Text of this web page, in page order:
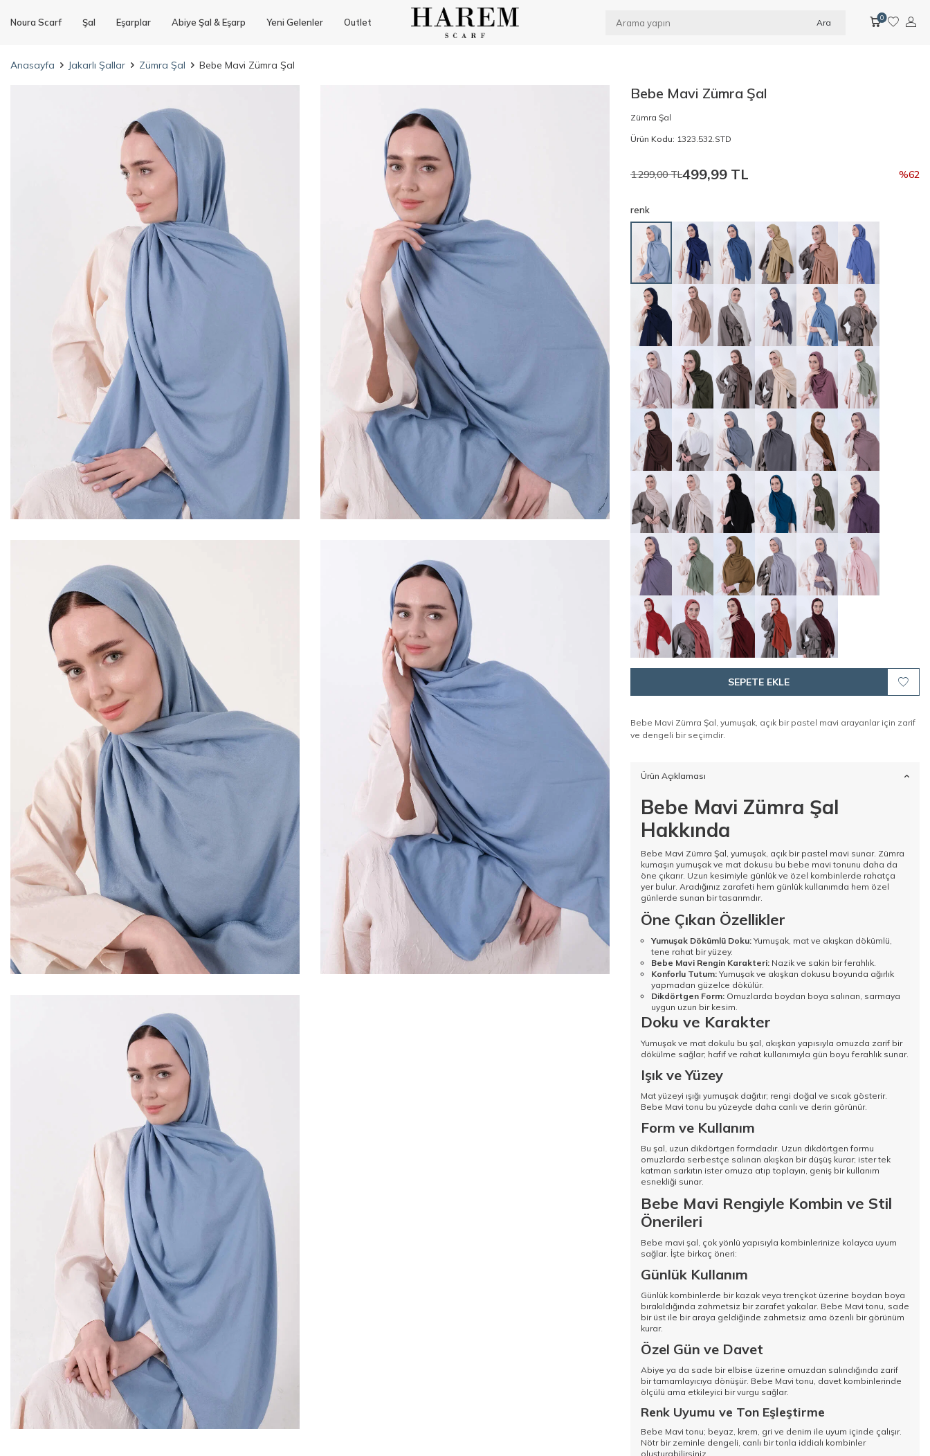
Noura Scarf Şal Eşarplar Abiye Şal & Eşarp Yeni Gelenler Outlet Ara 0
Anasayfa Jakarlı Şallar Zümra Şal Bebe Mavi Zümra Şal
Bebe Mavi Zümra Şal
Zümra Şal
Ürün Kodu: 1323.532.STD
1.299,00TL499,99 TL %62
renk
SEPETE EKLE
Bebe Mavi Zümra Şal, yumuşak, açık bir pastel mavi arayanlar için zarif
ve dengeli bir seçimdir.
Ürün Açıklaması
Bebe Mavi Zümra Şal
Hakkında
Bebe Mavi Zümra Şal, yumuşak, açık bir pastel mavi sunar. Zümra
kumaşın yumuşak ve mat dokusu bu bebe mavi tonunu daha da
öne çıkarır. Uzun kesimiyle günlük ve özel kombinlerde rahatça
yer bulur. Aradığınız zarafeti hem günlük kullanımda hem özel
günlerde sunan bir tasarımdır.
Öne Çıkan Özellikler
Yumuşak Dökümlü Doku: Yumuşak, mat ve akışkan dökümlü,
tene rahat bir yüzey.
Bebe Mavi Rengin Karakteri: Nazik ve sakin bir ferahlık.
Konforlu Tutum: Yumuşak ve akışkan dokusu boyunda ağırlık
yapmadan güzelce dökülür.
Dikdörtgen Form: Omuzlarda boydan boya salınan, sarmaya
uygun uzun bir kesim.
Doku ve Karakter
Yumuşak ve mat dokulu bu şal, akışkan yapısıyla omuzda zarif bir
dökülme sağlar; hafif ve rahat kullanımıyla gün boyu ferahlık sunar.
Işık ve Yüzey
Mat yüzeyi ışığı yumuşak dağıtır; rengi doğal ve sıcak gösterir.
Bebe Mavi tonu bu yüzeyde daha canlı ve derin görünür.
Form ve Kullanım
Bu şal, uzun dikdörtgen formdadır. Uzun dikdörtgen formu
omuzlarda serbestçe salınan akışkan bir düşüş kurar; ister tek
katman sarkıtın ister omuza atıp toplayın, geniş bir kullanım
esnekliği sunar.
Bebe Mavi Rengiyle Kombin ve Stil
Önerileri
Bebe mavi şal, çok yönlü yapısıyla kombinlerinize kolayca uyum
sağlar. İşte birkaç öneri:
Günlük Kullanım
Günlük kombinlerde bir kazak veya trençkot üzerine boydan boya
bırakıldığında zahmetsiz bir zarafet yakalar. Bebe Mavi tonu, sade
bir üst ile bir araya geldiğinde zahmetsiz ama özenli bir görünüm
kurar.
Özel Gün ve Davet
Abiye ya da sade bir elbise üzerine omuzdan salındığında zarif
bir tamamlayıcıya dönüşür. Bebe Mavi tonu, davet kombinlerinde
ölçülü ama etkileyici bir vurgu sağlar.
Renk Uyumu ve Ton Eşleştirme
Bebe Mavi tonu; beyaz, krem, gri ve denim ile uyum içinde çalışır.
Nötr bir zeminle dengeli, canlı bir tonla iddialı kombinler
oluşturabilirsiniz.